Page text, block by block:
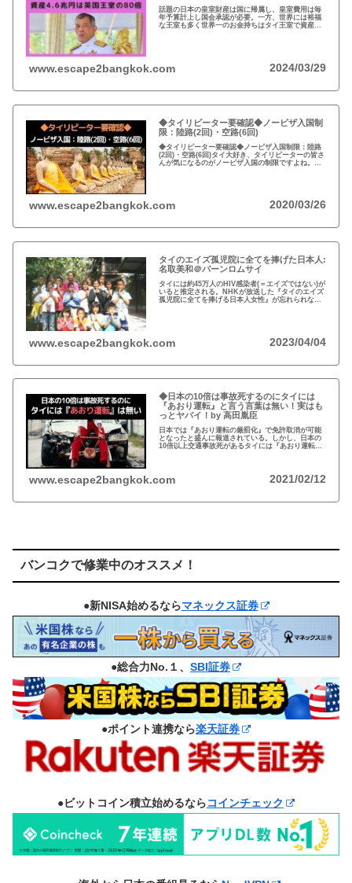
話題の日本の皇室財産は国に帰属し、皇室費用は毎
年予算計上し国会承認が必要。一方、世界には裕福
な王室も多く世界一のお金持ちはタイ王室で資産は
www.escape2bangkok.com 2024/03/29
◆タイリピーター要確認◆ノービザ入国制
限：陸路(2回)・空路(6回)
◆タイリピーター要確認◆ノービザ入国制限：陸路
(2回)・空路(6回)タイ大好き、タイリピーターの皆さ
んが気になるのがノービザ入国の制限ですよね。近
www.escape2bangkok.com 2020/03/26
タイのエイズ孤児院に全てを捧げた日本人:
名取美和＠バーンロムサイ
タイには約45万人のHIV感染者(＝エイズではない)が
いると推定される。NHKが放送した『タイのエイズ
孤児院に全てを捧げる日本人女性』が忘れられな
www.escape2bangkok.com 2023/04/04
◆日本の10倍は事故死するのにタイには
『あおり運転』と言う言葉は無い！実はも
っとヤバイ！by 高田胤臣
日本では『あおり運転の厳罰化』で免許取消が可能
となったと盛んに報道されている。しかし、日本の
10倍以上交通事故死があるタイには『あおり運転』
www.escape2bangkok.com 2021/02/12
バンコクで修業中のオススメ！
●新NISA始めるならマネックス証券
●総合力No.１、 SBI証券
●ポイント連携なら楽天証券
●ビットコイン積立始めるならコインチェック